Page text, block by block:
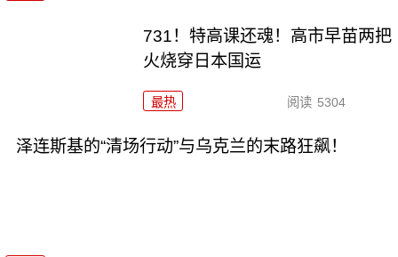
731！特高课还魂！高市早苗两把
火烧穿日本国运
最热 阅读 5304
泽连斯基的“清场行动”与乌克兰的末路狂飙！